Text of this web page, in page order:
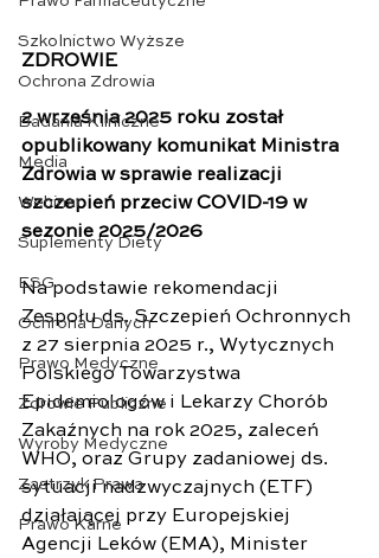
Szkolnictwo Wyższe
Ochrona Zdrowia
Badania Kliniczne
Media
Webinar
Suplementy Diety
ESG
Ochrona Danych
Prawo Medyczne
Zdrowie Publiczne
Wyroby Medyczne
Zastrzyk Prawa
Prawo Karne
ZDROWIE
2 września 2025 roku został
opublikowany komunikat Ministra
Zdrowia w sprawie realizacji
szczepień przeciw COVID-19 w
sezonie 2025/2026
Na podstawie rekomendacji
Zespołu ds. Szczepień Ochronnych
z 27 sierpnia 2025 r., Wytycznych
Polskiego Towarzystwa
Epidemiologów i Lekarzy Chorób
Zakaźnych na rok 2025, zaleceń
WHO, oraz Grupy zadaniowej ds.
sytuacji nadzwyczajnych (ETF)
działającej przy Europejskiej
Agencji Leków (EMA), Minister